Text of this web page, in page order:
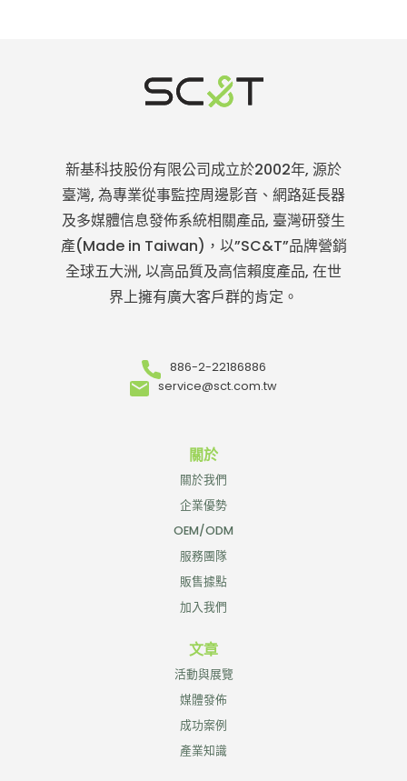
新基科技股份有限公司成立於2002年, 源於
臺灣, 為專業從事監控周邊影音、網路延長器
及多媒體信息發佈系統相關產品, 臺灣研發生
產(Made in Taiwan)，以”SC&T”品牌營銷
全球五大洲, 以高品質及高信賴度產品, 在世
界上擁有廣大客戶群的肯定。
886-2-22186886
service@sct.com.tw
關於
關於我們
企業優勢
OEM/ODM
服務團隊
販售據點
加入我們
文章
活動與展覽
媒體發佈
成功案例
產業知識